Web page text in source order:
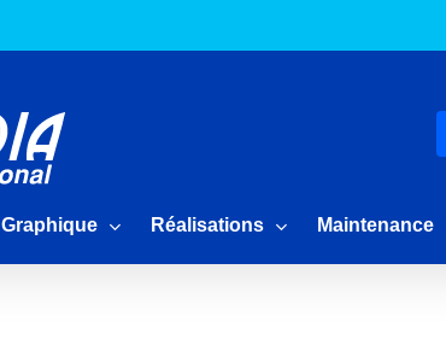
Graphique Réalisations Maintenance